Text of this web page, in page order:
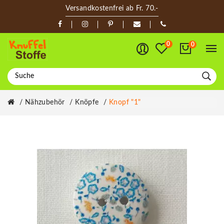
Versandkostenfrei ab Fr. 70.-
0 0
Nähzubehör Knöpfe Knopf "1"